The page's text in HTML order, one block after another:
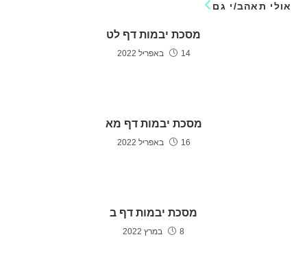
אולי תאהב/י גם
מסכת יבמות דף לט
14 באפריל 2022
מסכת יבמות דף מא
16 באפריל 2022
מסכת יבמות דף ב
8 במרץ 2022